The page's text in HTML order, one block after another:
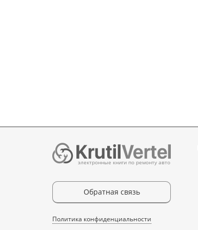
электронные книги по ремонту авто
Обратная связь
Политика конфиденциальности